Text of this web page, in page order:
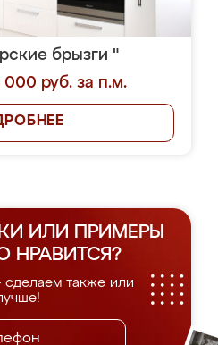
брызги "
000 руб. за п.м.
ИЛИ ПРИМЕРЫ
НРАВИТСЯ?
сделаем также или